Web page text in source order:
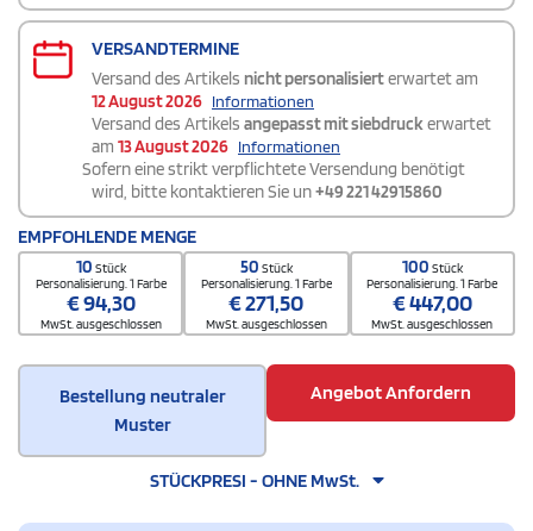
VERSANDTERMINE
Versand des Artikels nicht personalisierterwartet am
12 August 2026 Informationen
Versand des Artikels angepasst mit siebdruckerwartet
am 13 August 2026 Informationen
Sofern eine strikt verpflichtete Versendung benötigt
wird, bitte kontaktieren Sie un+49 221 42915860
EMPFOHLENDE MENGE
10 Stück
Personalisierung. 1 Farbe
€94,30
MwSt. ausgeschlossen
50 Stück
Personalisierung. 1 Farbe
€271,50
MwSt. ausgeschlossen
100 Stück
Personalisierung. 1 Farbe
€447,00
MwSt. ausgeschlossen
Bestellung neutraler
Muster
Angebot Anfordern
STÜCKPRESI - OHNE MwSt.